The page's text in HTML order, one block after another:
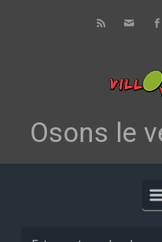
Skip to main content
Osons le